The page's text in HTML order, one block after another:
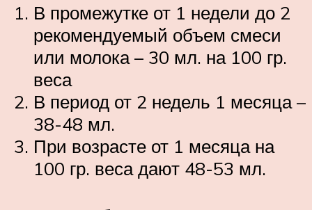
В промежутке от 1 недели до 2
рекомендуемый объем смеси
или молока – 30 мл. на 100 гр.
веса
В период от 2 недель 1 месяца –
38-48 мл.
При возрасте от 1 месяца на
100 гр. веса дают 48-53 мл.